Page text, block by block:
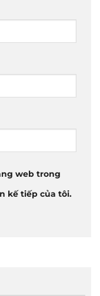
web trong
kế tiếp của tôi.